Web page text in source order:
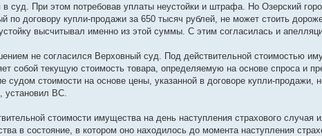
в суд. При этом потребовав уплаты неустойки и штрафа. Но Озерский
по договору купли-продажи за 650 тысяч рублей, не может стоить
высчитывал именно из этой суммы. С этим согласилась и
не согласился Верховный суд. Под действительной стоимостью
собой текущую стоимость товара, определяемую на основе спроса и
судом стоимости на основе цены, указанной в договоре купли-
установил ВС.
стоимости имущества на день наступления страхового
в состояние, в котором оно находилось до момента наступления